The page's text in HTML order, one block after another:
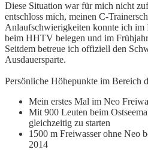
Diese Situation war für mich nicht
entschloss mich, meinen C-
Anlaufschwierigkeiten konnte ich im
beim HHTV belegen und im
Seitdem betreue ich offiziell den
Ausdauersparte.
Persönliche Höhepunkte im Bereich
Mein erstes Mal im Neo
Mit 900 Leuten beim
gleichzeitig zu starten
1500 m Freiwasser ohne Neo
2014